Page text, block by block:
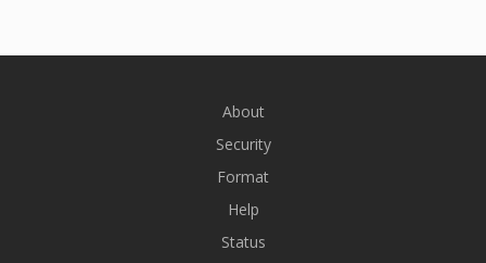
About
Security
Format
Help
Status